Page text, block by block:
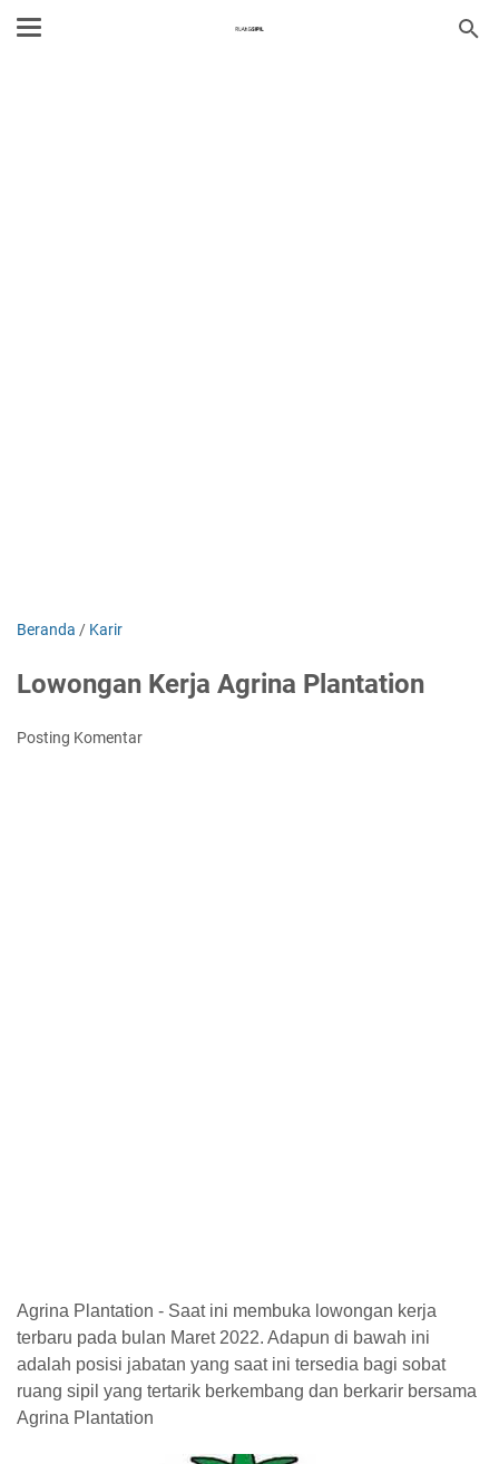
Beranda / Karir
Lowongan Kerja Agrina Plantation
Posting Komentar
Agrina Plantation - Saat ini membuka lowongan kerja
terbaru pada bulan Maret 2022. Adapun di bawah ini
adalah posisi jabatan yang saat ini tersedia bagi sobat
ruang sipil yang tertarik berkembang dan berkarir bersama
Agrina Plantation